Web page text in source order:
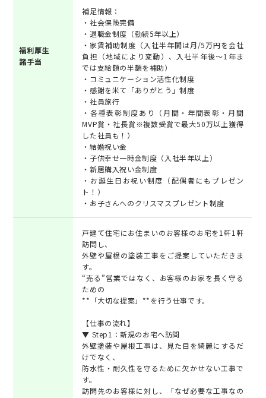
福利厚生
諸手当
補足情報：
・社会保険完備
・退職金制度（勤続5年以上）
・家賃補助制度（入社半年間は月/5万円を会社
負担（地域により変動）、入社半年後～1年ま
では支給額の半額を補助）
・コミュニケーション活性化制度
・感謝を米て「ありがとう」制度
・社員旅行
・各種表彰制度あり（月間・年間表彰・月間
MVP賞・社長賞※複数受賞で最大50万以上獲得
した社員も！）
・結婚祝い金
・子供幸せ一時金制度（入社半年以上）
・新居購入祝い金制度
・お誕生日お祝い制度（配偶者にもプレゼン
ト！）
・お子さんへのクリスマスプレゼント制度
戸建て住宅にお住まいのお客様のお宅を1軒1軒
訪問し、
外壁や屋根の塗装工事をご提案していただきま
す。
“売る”営業ではなく、お客様のお家を長く守る
ための
**「大切な提案」**を行う仕事です。
【仕事の流れ】
▼ Step1：新規のお宅へ訪問
外壁塗装や屋根工事は、見た目を綺麗にするだ
けでなく、
防水性・耐久性を守るために欠かせない工事で
す。
訪問先のお客様に対し、「なぜ必要な工事なの